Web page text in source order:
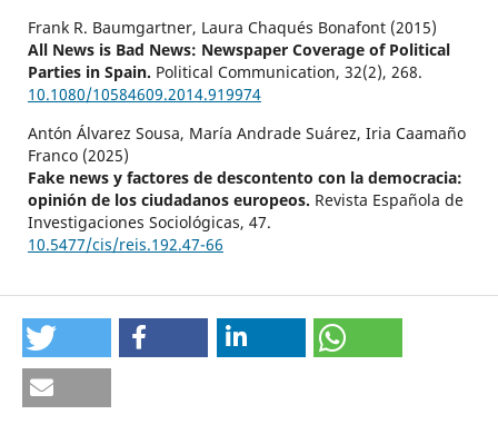
Frank R. Baumgartner, Laura Chaqués Bonafont (2015)
All News is Bad News: Newspaper Coverage of Political
Parties in Spain. Political Communication, 32(2), 268.
10.1080/10584609.2014.919974
Antón Álvarez Sousa, María Andrade Suárez, Iria Caamaño
Franco (2025)
Fake news y factores de descontento con la democracia:
opinión de los ciudadanos europeos. Revista Española de
Investigaciones Sociológicas, 47.
10.5477/cis/reis.192.47-66